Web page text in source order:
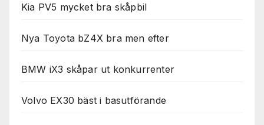
Kia PV5 mycket bra skåpbil
Nya Toyota bZ4X bra men efter
BMW iX3 skåpar ut konkurrenter
Volvo EX30 bäst i basutförande